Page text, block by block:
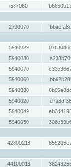
587060
2790070
5940029
5940030
5940070
5940060
5940080
5940020
5940049
5940050
42800218
44100013